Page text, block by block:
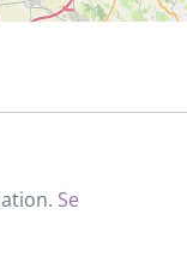
Se